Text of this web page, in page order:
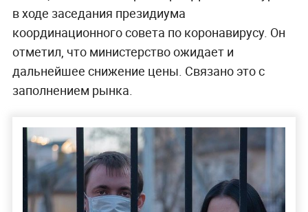
в ходе заседания президиума
координационного совета по коронавирусу. Он
отметил, что министерство ожидает и
дальнейшее снижение цены. Связано это с
заполнением рынка.